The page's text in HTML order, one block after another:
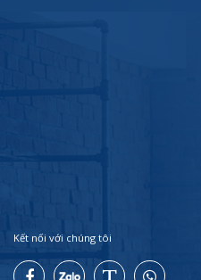
Kết nối với chúng tôi